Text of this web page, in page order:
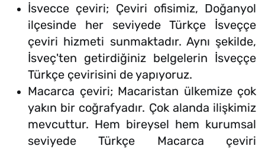
İsvecce çeviri; Çeviri ofisimiz, Doğanyol
ilçesinde her seviyede Türkçe İsveççe
çeviri hizmeti sunmaktadır. Aynı şekilde,
İsveç'ten getirdiğiniz belgelerin İsveççe
Türkçe çevirisini de yapıyoruz.
Macarca çeviri; Macaristan ülkemize çok
yakın bir coğrafyadır. Çok alanda ilişkimiz
mevcuttur. Hem bireysel hem kurumsal
seviyede Türkçe Macarca çeviri